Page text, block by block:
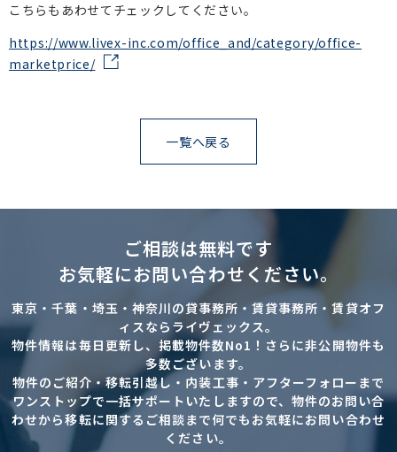
こちらもあわせてチェックしてください。
https://www.livex-inc.com/office_and/category/office-
marketprice/
一覧へ戻る
ご相談は無料です
お気軽にお問い合わせください。
東京・千葉・埼玉・神奈川の貸事務所・賃貸事務所・賃貸オフ
ィスならライヴェックス。
物件情報は毎日更新し、掲載物件数No1！さらに非公開物件も
多数ございます。
物件のご紹介・移転引越し・内装工事・アフターフォローまで
ワンストップで一括サポートいたしますので、物件のお問い合
わせから移転に関するご相談まで何でもお気軽にお問い合わせ
ください。